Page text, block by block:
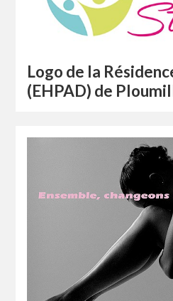
Logo de la
(EHPAD) de